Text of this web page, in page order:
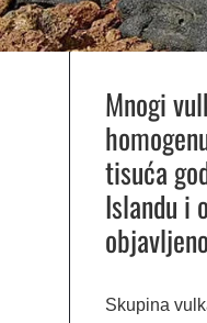
Mnogi
tisuća
Islandu i
Skupina